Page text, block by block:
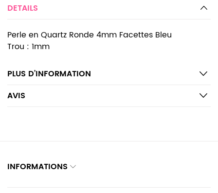
DETAILS
Perle en Quartz Ronde 4mm Facettes Bleu
Trou : 1mm
PLUS D’INFORMATION
AVIS
INFORMATIONS